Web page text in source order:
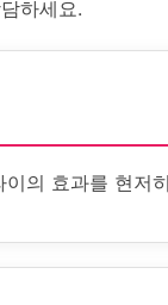
하세요.
의 효과를 현저